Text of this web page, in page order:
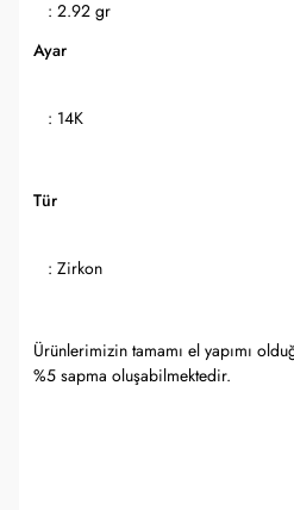
: 2.92 gr
Ayar
: 14K
Tür
: Zirkon
Ürünlerimizin tamamı el yapımı
%5 sapma oluşabilmektedir.